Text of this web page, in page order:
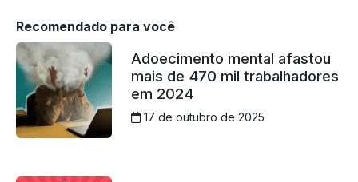
Recomendado para você
Adoecimento mental afastou
mais de 470 mil trabalhadores
em 2024
17 de outubro de 2025